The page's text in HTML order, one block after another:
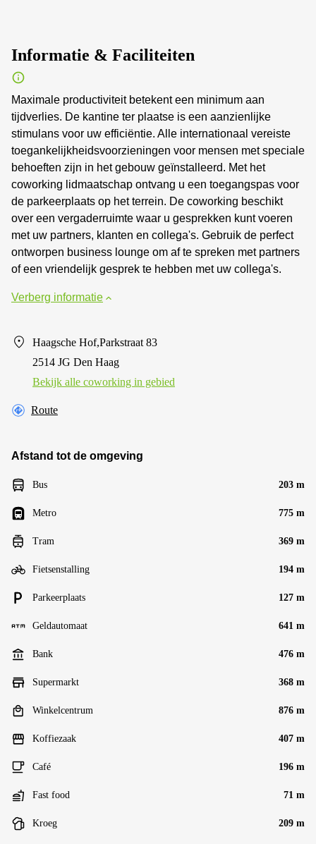
Informatie & Faciliteiten
Maximale productiviteit betekent een minimum aan
tijdverlies. De kantine ter plaatse is een aanzienlijke
stimulans voor uw efficiëntie. Alle internationaal vereiste
toegankelijkheidsvoorzieningen voor mensen met speciale
behoeften zijn in het gebouw geïnstalleerd. Met het
coworking lidmaatschap ontvang u een toegangspas voor
de parkeerplaats op het terrein. De coworking beschikt
over een vergaderruimte waar u gesprekken kunt voeren
met uw partners, klanten en collega's. Gebruik de perfect
ontworpen business lounge om af te spreken met partners
of een vriendelijk gesprek te hebben met uw collega's.
Verberg informatie
Haagsche Hof,Parkstraat 83
2514 JG Den Haag
Bekijk alle сoworking in gebied
Route
Afstand tot de omgeving
Bus 203 m
Metro 775 m
Tram 369 m
Fietsenstalling 194 m
Parkeerplaats 127 m
Geldautomaat 641 m
Bank 476 m
Supermarkt 368 m
Winkelcentrum 876 m
Koffiezaak 407 m
Café 196 m
Fast food 71 m
Kroeg 209 m